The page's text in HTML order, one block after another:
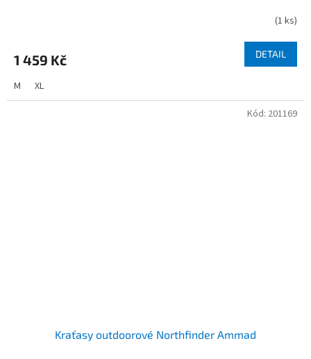
(1 ks)
1 459 Kč DETAIL
M XL
Kraťasy outdoorové Northfinder Ammad
Kód: 201169